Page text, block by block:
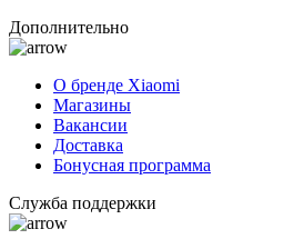
Дополнительно
О бренде Xiaomi
Магазины
Вакансии
Доставка
Бонусная программа
Служба поддержки